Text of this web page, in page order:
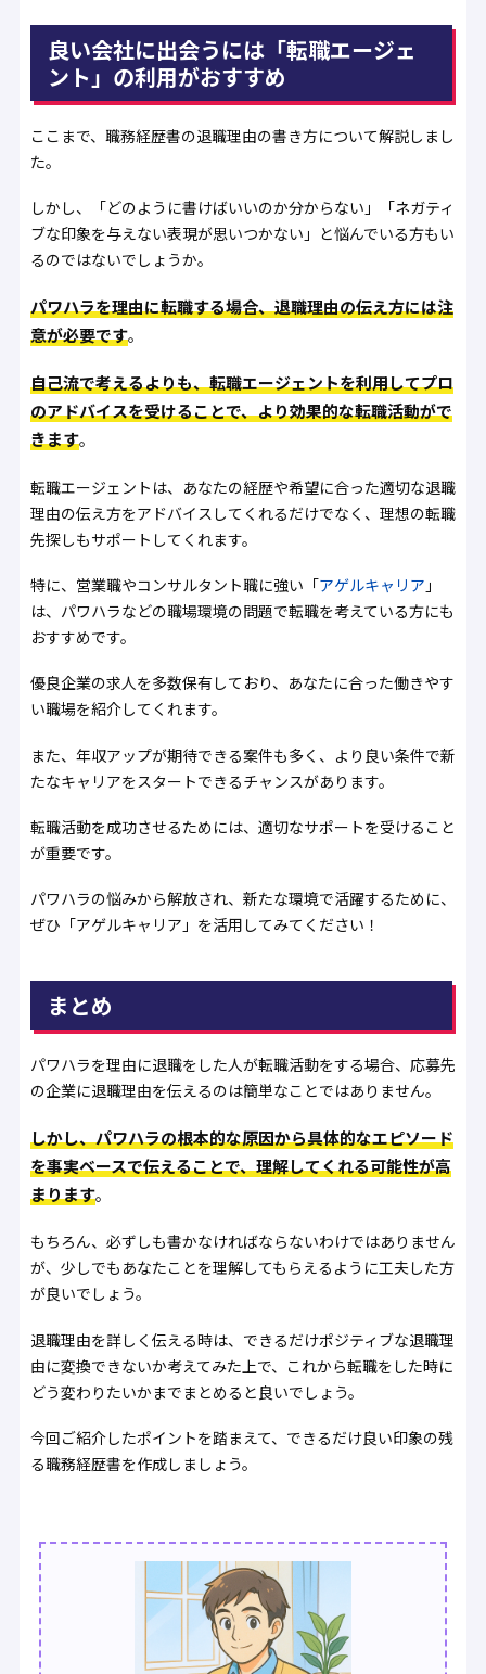
良い会社に出会うには「転職エージェ
ント」の利用がおすすめ
ここまで、職務経歴書の退職理由の書き方について解説しまし
た。
しかし、「どのように書けばいいのか分からない」「ネガティ
ブな印象を与えない表現が思いつかない」と悩んでいる方もい
るのではないでしょうか。
パワハラを理由に転職する場合、退職理由の伝え方には注
意が必要です。
自己流で考えるよりも、転職エージェントを利用してプロ
のアドバイスを受けることで、より効果的な転職活動がで
きます。
転職エージェントは、あなたの経歴や希望に合った適切な退職
理由の伝え方をアドバイスしてくれるだけでなく、理想の転職
先探しもサポートしてくれます。
特に、営業職やコンサルタント職に強い「アゲルキャリア 」
は、パワハラなどの職場環境の問題で転職を考えている方にも
おすすめです。
優良企業の求人を多数保有しており、あなたに合った働きやす
い職場を紹介してくれます。
また、年収アップが期待できる案件も多く、より良い条件で新
たなキャリアをスタートできるチャンスがあります。
転職活動を成功させるためには、適切なサポートを受けること
が重要です。
パワハラの悩みから解放され、新たな環境で活躍するために、
ぜひ「アゲルキャリア」を活用してみてください！
まとめ
パワハラを理由に退職をした人が転職活動をする場合、応募先
の企業に退職理由を伝えるのは簡単なことではありません。
しかし、パワハラの根本的な原因から具体的なエピソード
を事実ベースで伝えることで、理解してくれる可能性が高
まります。
もちろん、必ずしも書かなければならないわけではありません
が、少しでもあなたことを理解してもらえるように工夫した方
が良いでしょう。
退職理由を詳しく伝える時は、できるだけポジティブな退職理
由に変換できないか考えてみた上で、これから転職をした時に
どう変わりたいかまでまとめると良いでしょう。
今回ご紹介したポイントを踏まえて、できるだけ良い印象の残
る職務経歴書を作成しましょう。